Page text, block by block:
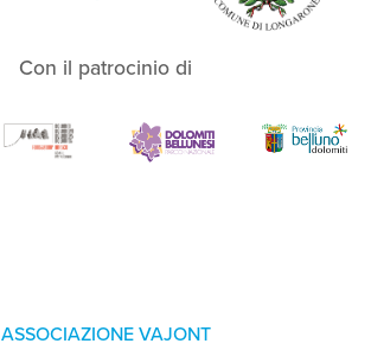
Con il patrocinio di
ASSOCIAZIONE VAJONT